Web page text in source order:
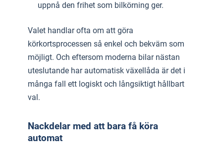
uppnå den frihet som bilkörning ger.
Valet handlar ofta om att göra
körkortsprocessen så enkel och bekväm som
möjligt. Och eftersom moderna bilar nästan
uteslutande har automatisk växellåda är det i
många fall ett logiskt och långsiktigt hållbart
val.
Nackdelar med att bara få köra
automat